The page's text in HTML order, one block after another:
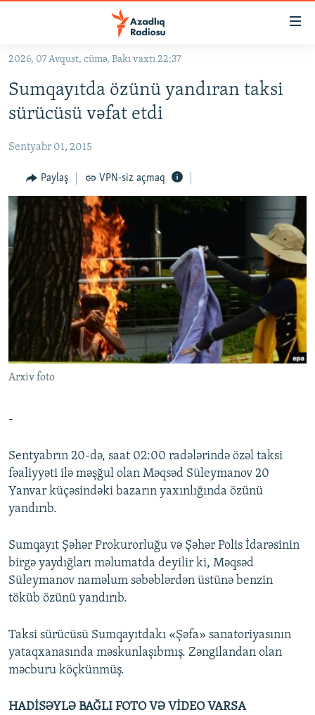
Əsas
qayıt
Əsas
qayıt
#İZAHLA
#ƏSLINDƏ
FƏRQƏ BAX
QANUNI DOĞRU
ARAŞDIRMA
MULTIMEDIA
VIDEO
FOTOQALEREYA
İNFOQRAFIKA
KARIKATURA
RADIO ARXIV
OXU ZALI
AZƏRBAYCAN ƏDƏBIYYATI KITABXANASI
İSLAM VƏ DEMOKRATIYA
İZ - MƏDƏNIYYƏT PROQRAMI
HAQQIMIZDA
MISSIYAMIZ
PEŞƏ ETIKASI VƏ JURNALISTIKA STANDARTLARIMIZ
MATERIALLARIMIZDAN ISTIFADƏ
XƏBƏR BÜLLETENLƏRIMIZ
BIZI IZLƏ
2026, 07 Avqust, cümə, Bakı vaxtı 22:37
Sumqayıtda özünü yandıran taksi
sürücüsü vəfat etdi
Sentyabr 01, 2015
Paylaş VPN-siz açmaq
Arxiv foto
-
Sentyabrın 20-də, saat 02:00 radələrində özəl taksi
fəaliyyəti ilə məşğul olan Məqsəd Süleymanov 20
Yanvar küçəsindəki bazarın yaxınlığında özünü
yandırıb.
Sumqayıt Şəhər Prokurorluğu və Şəhər Polis İdarəsinin
birgə yaydığları məlumatda deyilir ki, Məqsəd
Süleymanov naməlum səbəblərdən üstünə benzin
töküb özünü yandırıb.
Taksi sürücüsü Sumqayıtdakı «Şəfa» sanatoriyasının
yataqxanasında məskunlaşıbmış. Zəngilandan olan
məcburu köçkünmüş.
HADİSƏYLƏ BAĞLI FOTO VƏ VİDEO VARSA